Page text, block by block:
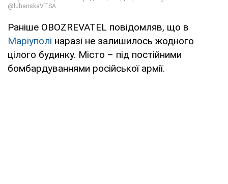
Раніше OBOZREVATEL повідомляв, що в
Маріуполі наразі не залишилось жодного
цілого будинку. Місто – під постійними
бомбардуваннями російської армії.